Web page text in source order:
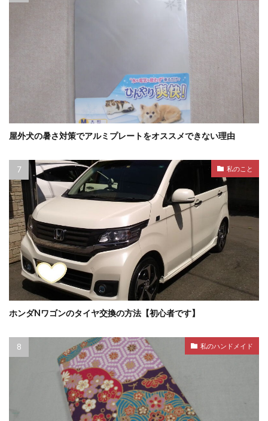
屋外犬の暑さ対策でアルミプレートをオススメできない理由
私のこと
ホンダNワゴンのタイヤ交換の方法【初心者です】
私のハンドメイド